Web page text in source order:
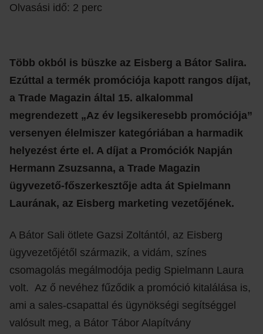
Olvasási idő: 2 perc
Több okból is büszke az Eisberg a Bátor Salira.
Ezúttal a termék promóciója kapott rangos díjat,
a Trade Magazin által 15. alkalommal
megrendezett „Az év legsikeresebb promóciója”
versenyen élelmiszer kategóriában a harmadik
helyezést érte el. A díjat a Promóciók Napján
Hermann Zsuzsanna, a Trade Magazin
ügyvezető-főszerkesztője adta át Spielmann
Laurának, az Eisberg marketing vezetőjének.
A Bátor Sali ötlete Gazsi Zoltántól, az Eisberg
ügyvezetőjétől származik, a vidám, színes
csomagolás megálmodója pedig Spielmann Laura
volt. Az ő nevéhez fűződik a promóció kitalálása is,
ami a sales-csapattal és ügynökségi segítséggel
valósult meg, a Bátor Tábor Alapítvány